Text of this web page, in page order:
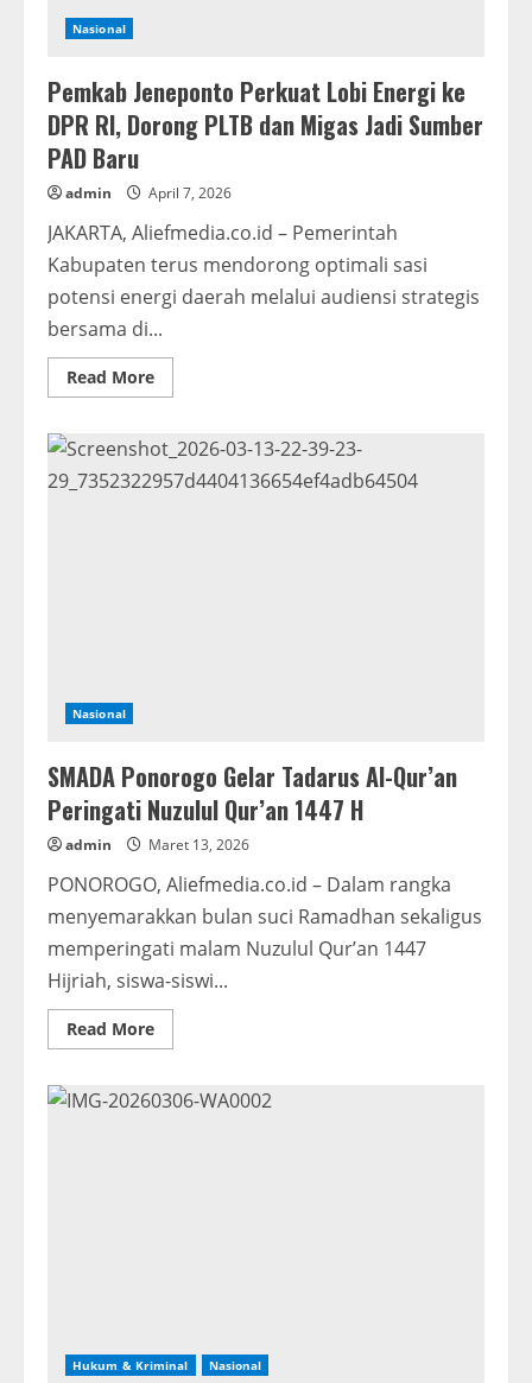
Nasional
Pemkab Jeneponto Perkuat Lobi Energi ke
DPR RI, Dorong PLTB dan Migas Jadi Sumber
PAD Baru
admin April 7, 2026
JAKARTA, Aliefmedia.co.id – Pemerintah
Kabupaten terus mendorong optimali sasi
potensi energi daerah melalui audiensi strategis
bersama di...
Read MoreRead
more
Jeneponto
Perkuat
Lobi
Energi
Nasional
SMADA Ponorogo Gelar Tadarus Al-Qur’an
Peringati Nuzulul Qur’an 1447 H
admin Maret 13, 2026
PONOROGO, Aliefmedia.co.id – Dalam rangka
menyemarakkan bulan suci Ramadhan sekaligus
memperingati malam Nuzulul Qur’an 1447
Hijriah, siswa-siswi...
Read MoreRead
more
Ponorogo
Gelar
Hukum & Kriminal Nasional